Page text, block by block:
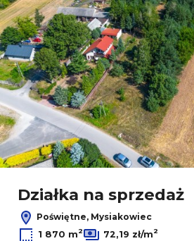
Działka na sprzedaż
Poświętne, Mysiakowiec
1 870 m2 72,19 zł/m2